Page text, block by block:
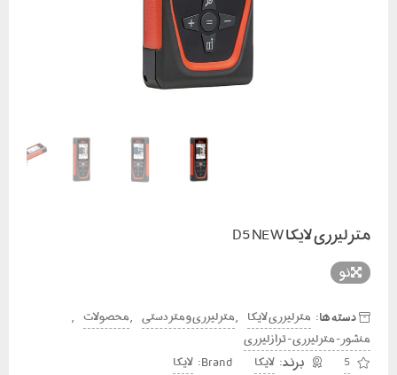
متر لیزری لایکا D5 NEW
نو
دسته ها: متر لیزری لایکا ,متر لیزری و متر دستی ,محصولات ,
منشور - متر لیزری - تراز لیزری
5
لایکا Brand: لایکا